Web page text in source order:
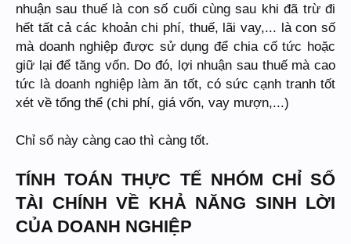
nhuận sau thuế là con số cuối cùng sau khi đã trừ đi
hết tất cả các khoản chi phí, thuế, lãi vay,... là con số
mà doanh nghiệp được sử dụng để chia cố tức hoặc
giữ lại để tăng vốn. Do đó, lợi nhuận sau thuế mà cao
tức là doanh nghiệp làm ăn tốt, có sức cạnh tranh tốt
xét về tổng thể (chi phí, giá vốn, vay mượn,...)
Chỉ số này càng cao thì càng tốt.
TÍNH TOÁN THỰC TẾ NHÓM CHỈ SỐ
TÀI CHÍNH VỀ KHẢ NĂNG SINH LỜI
CỦA DOANH NGHIỆP